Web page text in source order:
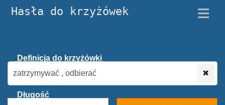
Hasła do krzyżówek ≡
Definicja do krzyżówki
✖
Długość